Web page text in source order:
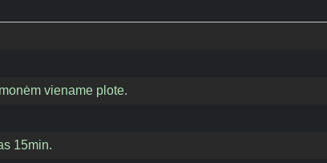
viename plote.
15min.